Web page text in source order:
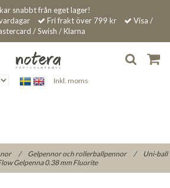
snabbt från eget lager!
Fri frakt över 799 kr
Visa /
/ Swish / Klarna
Inkl. moms
/ Gelpennor och rollerballpennor /
Uni-ball
Gelpenna 0.38 mm Fluorite